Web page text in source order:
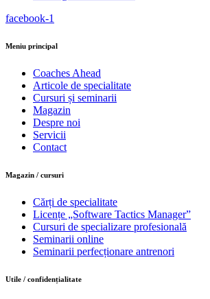
facebook-1
Meniu principal
Coaches Ahead
Articole de specialitate
Cursuri și seminarii
Magazin
Despre noi
Servicii
Contact
Magazin / cursuri
Cărți de specialitate
Licențe „Software Tactics Manager”
Cursuri de specializare profesională
Seminarii online
Seminarii perfecționare antrenori
Utile / confidențialitate